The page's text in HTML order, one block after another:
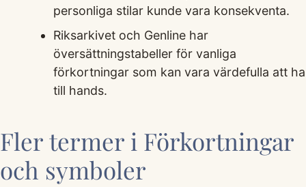
personliga stilar kunde vara konsekventa.
Riksarkivet och Genline har
översättningstabeller för vanliga
förkortningar som kan vara värdefulla att ha
till hands.
Fler termer i Förkortningar
och symboler